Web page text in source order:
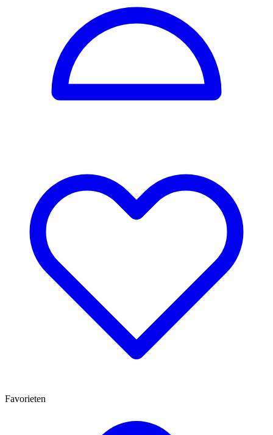
Favorieten